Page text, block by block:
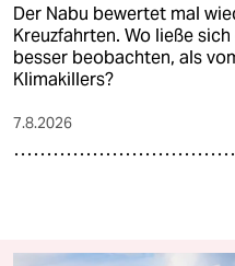
Der Nabu bewertet mal
Kreuzfahrten. Wo ließe
besser beobachten, als
Klimakillers?
7.8.2026